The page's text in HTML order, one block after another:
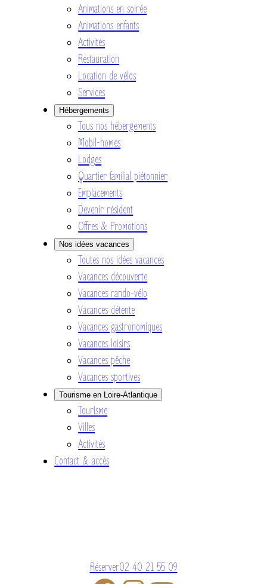
Animations en soirée
Animations enfants
Activités
Restauration
Location de vélos
Services
Hébergements
Tous nos hébergements
Mobil-homes
Lodges
Quartier familial piétonnier
Emplacements
Devenir résident
Offres & Promotions
Nos idées vacances
Toutes nos idées vacances
Vacances découverte
Vacances rando-vélo
Vacances détente
Vacances gastronomiques
Vacances loisirs
Vacances pêche
Vacances sportives
Tourisme en Loire-Atlantique
Tourisme
Villes
Activités
Contact & accès
Réserver02 40 21 55 09